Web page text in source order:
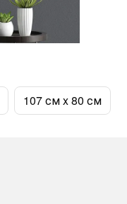
107 см x 80 см